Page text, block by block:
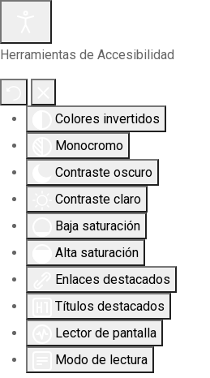
Herramientas de Accesibilidad
Colores invertidos
Monocromo
Contraste oscuro
Contraste claro
Baja saturación
Alta saturación
Enlaces destacados
Títulos destacados
Lector de pantalla
Modo de lectura